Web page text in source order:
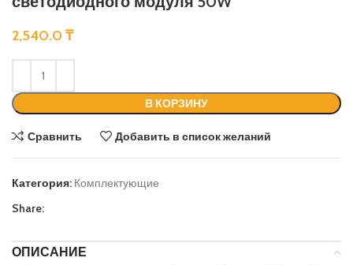
2,540.0 ₸
В КОРЗИНУ
Сравнить Добавить в список желаний
Категория: Комплектующие
Share:
ОПИСАНИЕ